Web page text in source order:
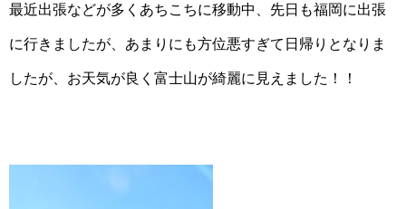
最近出張などが多くあちこちに移動中、先日も福岡に出張
に行きましたが、あまりにも方位悪すぎて日帰りとなりま
したが、お天気が良く富士山が綺麗に見えました！！